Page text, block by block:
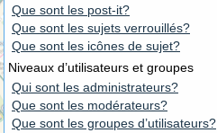
Que sont les post-it?
Que sont les sujets verrouillés?
Que sont les icônes de sujet?
Niveaux d’utilisateurs et groupes
Qui sont les administrateurs?
Que sont les modérateurs?
Que sont les groupes d’utilisateurs?